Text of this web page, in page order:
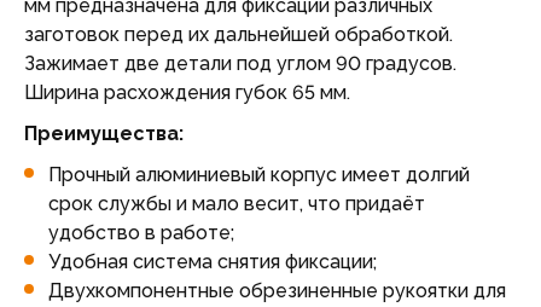
мм предназначена для фиксации различных
заготовок перед их дальнейшей обработкой.
Зажимает две детали под углом 90 градусов.
Ширина расхождения губок 65 мм.
Преимущества:
Прочный алюминиевый корпус имеет долгий
срок службы и мало весит, что придаёт
удобство в работе;
Удобная система снятия фиксации;
Двухкомпонентные обрезиненные рукоятки для